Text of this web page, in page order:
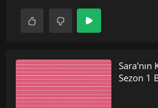
Sara'nın
Sezon 1